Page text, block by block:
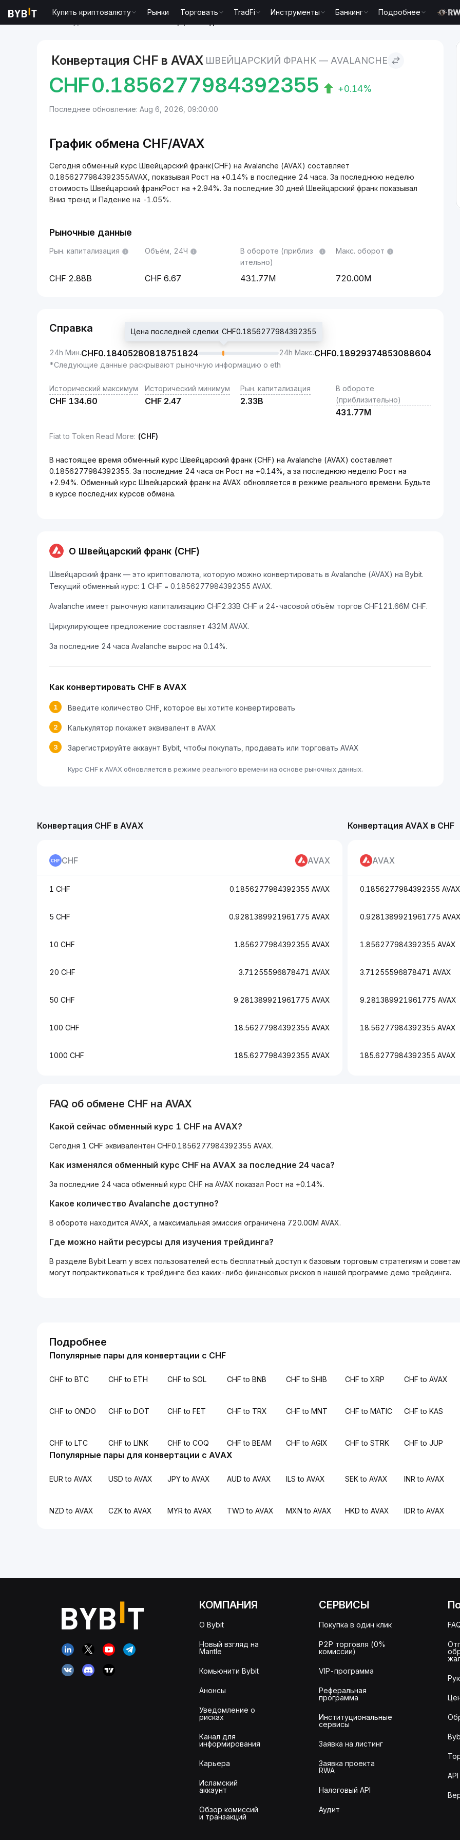
Купить криптовалюту Рынки Торговать TradFi Инструменты Банкинг Подробнее
Конвертация CHF в AVAX ШВЕЙЦАРСКИЙ ФРАНК — AVALANCHE
CHF0.1856277984392355 +0.14%
Последнее обновление: Aug 6, 2026, 09:00:00
График обмена CHF/AVAX
Сегодня обменный курс Швейцарский франк(CHF) на Avalanche (AVAX) составляет
0.1856277984392355AVAX, показывая Рост на +0.14% в последние 24 часа. За последнюю неделю
стоимость Швейцарский франкРост на +2.94%. За последние 30 дней Швейцарский франк показывал
Вниз тренд и Падение на -1.05%.
Рыночные данные
Рын. капитализация
2.88B
Объём, 24Ч
6.67
В обороте (приблиз
ительно)
431.77M
Макс. оборот
720.00M
Справка
24h Мин.CHF0.18405280818751824
Цена последней сделки: CHF0.1856277984392355
24h Макс.CHF0.18929374853088604
*Следующие данные раскрывают рыночную информацию о eth
Исторический максимум
CHF 134.60
Исторический минимум
CHF 2.47
Рын. капитализация
2.33B
В обороте
(приблизительно)
431.77M
Fiat to Token Read More: (CHF)
В настоящее время обменный курс Швейцарский франк (CHF) на Avalanche (AVAX) составляет
0.1856277984392355. За последние 24 часа он Рост на +0.14%, а за последнюю неделю Рост на
+2.94%. Обменный курс Швейцарский франк на AVAX обновляется в режиме реального времени. Будьте
в курсе последних курсов обмена.
О Швейцарский франк (CHF)
Швейцарский франк — это криптовалюта, которую можно конвертировать в Avalanche (AVAX) на Bybit.
Текущий обменный курс: 1 CHF = 0.1856277984392355 AVAX.
Avalanche имеет рыночную капитализацию CHF2.33B CHF и 24-часовой объём торгов CHF121.66M CHF.
Циркулирующее предложение составляет 432M AVAX.
За последние 24 часа Avalanche вырос на 0.14%.
Как конвертировать CHF в AVAX
1 Введите количество CHF, которое вы хотите конвертировать
2 Калькулятор покажет эквивалент в AVAX
3 Зарегистрируйте аккаунт Bybit, чтобы покупать, продавать или торговать AVAX
Курс CHF к AVAX обновляется в режиме реального времени на основе рыночных данных.
Конвертация AVAX в CHF
AVAX
0.1856277984392355 AVAX
0.9281389921961775 AVAX
1.856277984392355 AVAX
3.71255596878471 AVAX
9.281389921961775 AVAX
18.56277984392355 AVAX
185.6277984392355 AVAX
Конвертация CHF в AVAX
CHF AVAX
1 CHF 0.1856277984392355 AVAX
5 CHF 0.9281389921961775 AVAX
10 CHF 1.856277984392355 AVAX
20 CHF 3.71255596878471 AVAX
50 CHF 9.281389921961775 AVAX
100 CHF 18.56277984392355 AVAX
1000 CHF 185.6277984392355 AVAX
FAQ об обмене CHF на AVAX
Какой сейчас обменный курс 1 CHF на AVAX?
Сегодня 1 CHF эквивалентен CHF0.1856277984392355 AVAX.
Как изменялся обменный курс CHF на AVAX за последние 24 часа?
За последние 24 часа обменный курс CHF на AVAX показал Рост на +0.14%.
Какое количество Avalanche доступно?
В обороте находится AVAX, а максимальная эмиссия ограничена 720.00M AVAX.
Где можно найти ресурсы для изучения трейдинга?
В разделе Bybit Learn у всех пользователей есть бесплатный доступ к базовым торговым стратегиям и
могут попрактиковаться к трейдинге без каких-либо финансовых рисков в нашей программе демо трейдинга.
Подробнее
Популярные пары для конвертации с CHF
CHF to BTC CHF to ETH CHF to SOL CHF to BNB CHF to SHIB CHF to XRP CHF to AVAX
CHF to ONDO CHF to DOT CHF to FET CHF to TRX CHF to MNT CHF to MATIC CHF to KAS
CHF to LTC CHF to LINK CHF to COQ CHF to BEAM CHF to AGIX CHF to STRK CHF to JUP
Популярные пары для конвертации с AVAX
EUR to AVAX USD to AVAX JPY to AVAX AUD to AVAX ILS to AVAX SEK to AVAX INR to AVAX
NZD to AVAX CZK to AVAX MYR to AVAX TWD to AVAX MXN to AVAX HKD to AVAX IDR to AVAX
КОМПАНИЯ
О Bybit
Новый взгляд на
Mantle
Комьюнити Bybit
Анонсы
Уведомление о
рисках
Канал для
информирования
Карьера
Исламский
аккаунт
Обзор комиссий
и транзакций
СЕРВИСЫ
Покупка в один клик
P2P торговля (0%
комиссии)
VIP-программа
Реферальная
программа
Институциональные
сервисы
Заявка на листинг
Заявка проекта
RWA
Налоговый API
Аудит
API